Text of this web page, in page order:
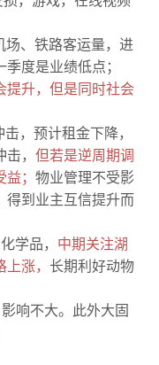
、铁路客运量，进
度是业绩低点；
提升，但是同时社会
，预计租金下降，
， 但若是逆周期调
； 物业管理不受影
得到业主互信提升而
学品， 中期关注湖
涨， 长期利好动物
响不大。 此外大固